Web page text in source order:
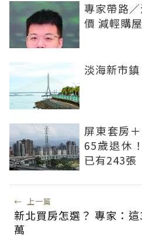
專家帶路
價 減輕購
淡海新市
屏東套房
65歲退休
已有243張
← 上一篇
新北買房怎選？ 專家：
萬